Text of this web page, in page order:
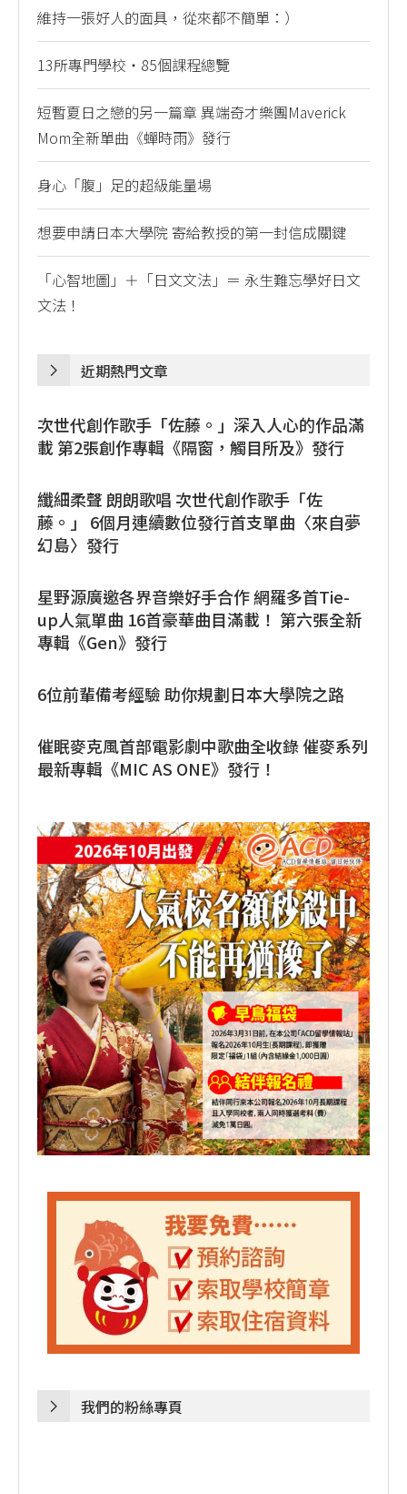
維持一張好人的面具，從來都不簡單：）
13所專門學校・85個課程總覽
短暫夏日之戀的另一篇章 異端奇才樂團Maverick
Mom全新單曲《蟬時雨》發行
身心「腹」足的超級能量場
想要申請日本大學院 寄給教授的第一封信成關鍵
「心智地圖」＋「日文文法」＝ 永生難忘學好日文
文法！
近期熱門文章
次世代創作歌手「佐藤。」深入人心的作品滿
載 第2張創作專輯《隔窗，觸目所及》發行
纖細柔聲 朗朗歌唱 次世代創作歌手「佐
藤。」 6個月連續數位發行首支單曲〈來自夢
幻島〉發行
星野源廣邀各界音樂好手合作 網羅多首Tie-
up人氣單曲 16首豪華曲目滿載！ 第六張全新
專輯《Gen》發行
6位前輩備考經驗 助你規劃日本大學院之路
催眠麥克風首部電影劇中歌曲全收錄 催麥系列
最新專輯《MIC AS ONE》發行！
我們的粉絲專頁